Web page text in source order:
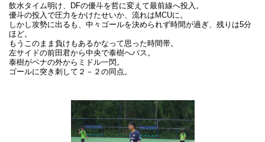
飲水タイム明け、DFの優斗を哲に変えて最前線へ投入。
優斗の投入で圧力をかけたせいか、流れはMCUに。
しかし攻勢に出るも、中々ゴールを決められず時間が過ぎ、残りは5分
ほど。
もうこのまま負けもあるかなって思った時間帯。
左サイドの前田君から中央で泰樹へパス。
泰樹がペナの外からミドル一閃。
ゴールに突き刺して２－２の同点。